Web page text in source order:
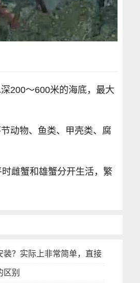
200～600米的海底，最大
动物、鱼类、甲壳类、腐
雌蟹和雄蟹分开生活，繁
装？实际上非常简单，直接
区别